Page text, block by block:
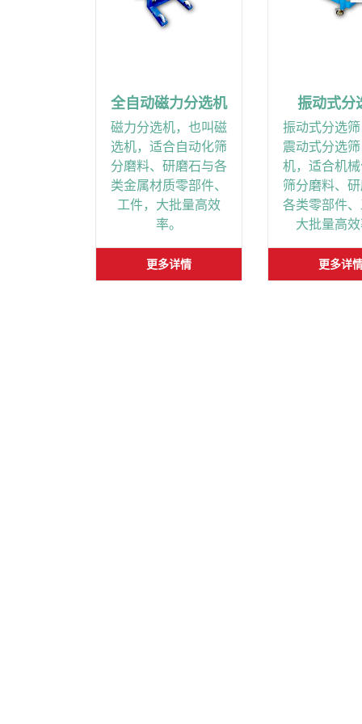
全自动磁力分选机
磁力分选机，也叫磁
选机，适合自动化筛
分磨料、研磨石与各
类金属材质零部件、
工件，大批量高效
率。
更多详情
振动式分
振动式分选
震动式分选
机，适合机
筛分磨料、
各类零部件
大批量高
更多详